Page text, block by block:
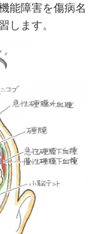
能障害を傷病名
します。